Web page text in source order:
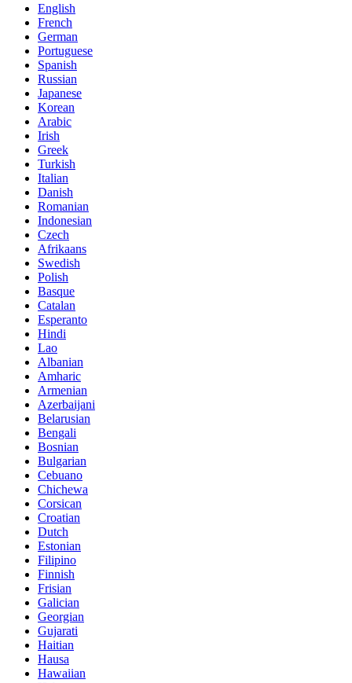
English
French
German
Portuguese
Spanish
Russian
Japanese
Korean
Arabic
Irish
Greek
Turkish
Italian
Danish
Romanian
Indonesian
Czech
Afrikaans
Swedish
Polish
Basque
Catalan
Esperanto
Hindi
Lao
Albanian
Amharic
Armenian
Azerbaijani
Belarusian
Bengali
Bosnian
Bulgarian
Cebuano
Chichewa
Corsican
Croatian
Dutch
Estonian
Filipino
Finnish
Frisian
Galician
Georgian
Gujarati
Haitian
Hausa
Hawaiian